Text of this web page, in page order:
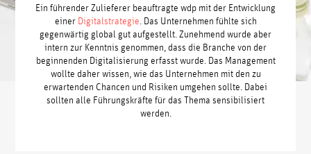
Ein führender Zulieferer beauftragte wdp mit der Entwicklung
einer Digitalstrategie . Das Unternehmen fühlte sich
gegenwärtig global gut aufgestellt. Zunehmend wurde aber
intern zur Kenntnis genommen, dass die Branche von der
beginnenden Digitalisierung erfasst wurde. Das Management
wollte daher wissen, wie das Unternehmen mit den zu
erwartenden Chancen und Risiken umgehen sollte. Dabei
sollten alle Führungskräfte für das Thema sensibilisiert
werden.